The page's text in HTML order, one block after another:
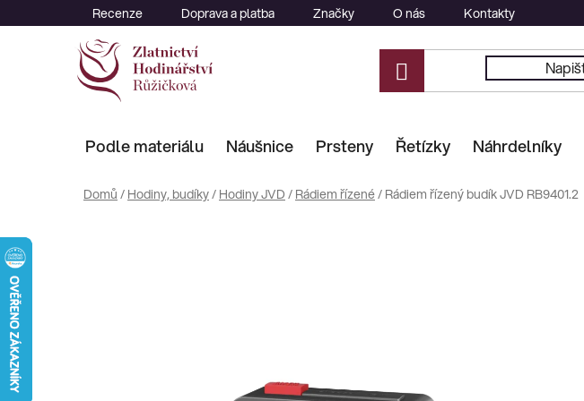
na
Recenze Doprava a platba Značky O nás Kontakty
Podle materiálu Náušnice Prsteny Řetízky Náhrdelníky
Domů / Hodiny, budíky/ Hodiny JVD / Rádiem řízené/ Rádiem řízený budík JVD RB9401.2